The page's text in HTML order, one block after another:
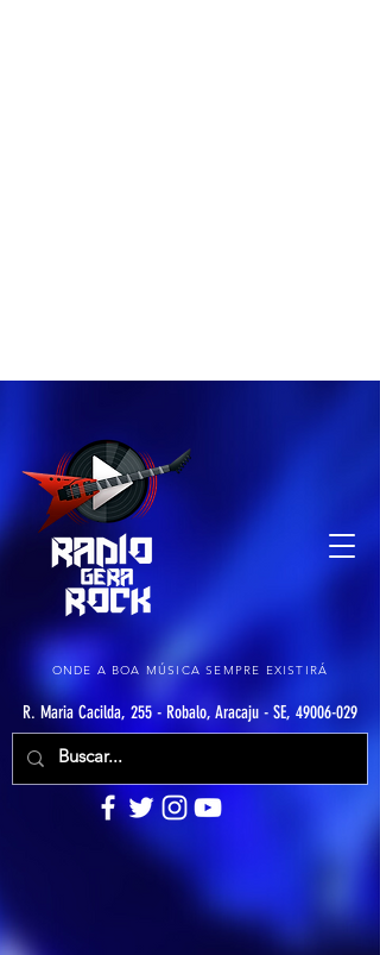
ONDE A BOA MÚSICA SEMPRE EXISTIRÁ
R. Maria Cacilda, 255 - Robalo, Aracaju - SE, 49006-029